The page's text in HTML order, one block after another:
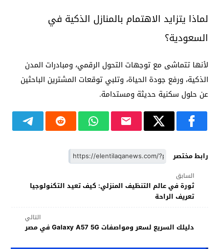
لماذا يتزايد الاهتمام بالمنازل الذكية في
السعودية؟
لأنها تتماشى مع توجهات التحول الرقمي، ومبادرات المدن
الذكية، ورفع جودة الحياة، وتلبي توقعات المشترين الباحثين
عن حلول سكنية حديثة ومستدامة.
رابط مختصر
السابق
ثورة في عالم التنظيف المنزلي: كيف تعيد التكنولوجيا
تعريف الراحة
التالي
دليلك السريع لسعر ومواصفات Galaxy A57 5G في مصر